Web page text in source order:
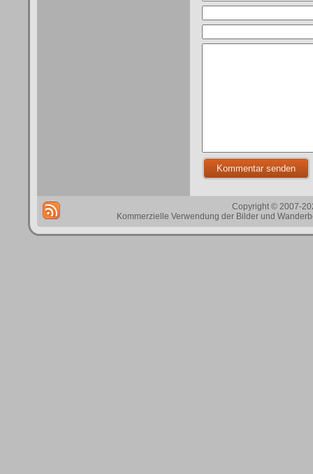
Copyright © 2007-
Kommerzielle Verwendung der Bilder und